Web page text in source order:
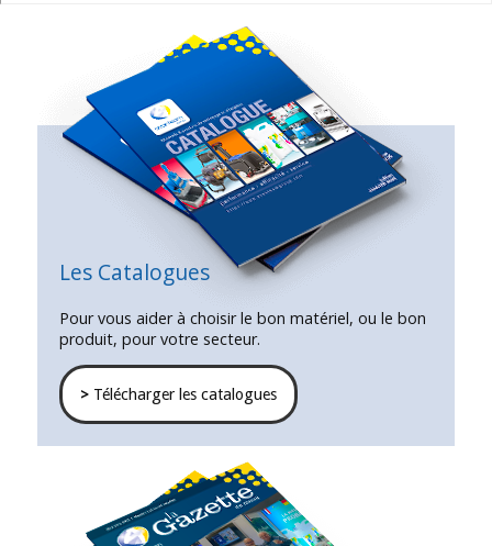
Les Catalogues
Pour vous aider à choisir le bon matériel, ou le bon
produit, pour votre secteur.
>Télécharger les catalogues